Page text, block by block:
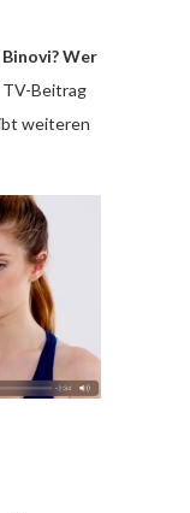
Wer
Beitrag
weiteren